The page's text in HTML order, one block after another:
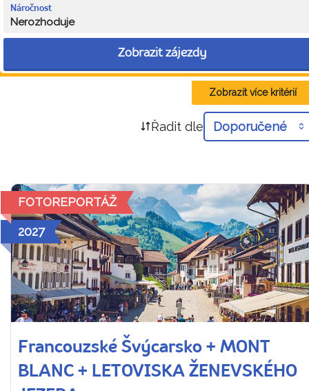
Náročnost
Nerozhoduje
Zobrazit zájezdy
Zobrazit více kritérií
Řadit dle Doporučené
FOTOREPORTÁŽ
2027
Francouzské Švýcarsko + MONT
BLANC + LETOVISKA ŽENEVSKÉHO